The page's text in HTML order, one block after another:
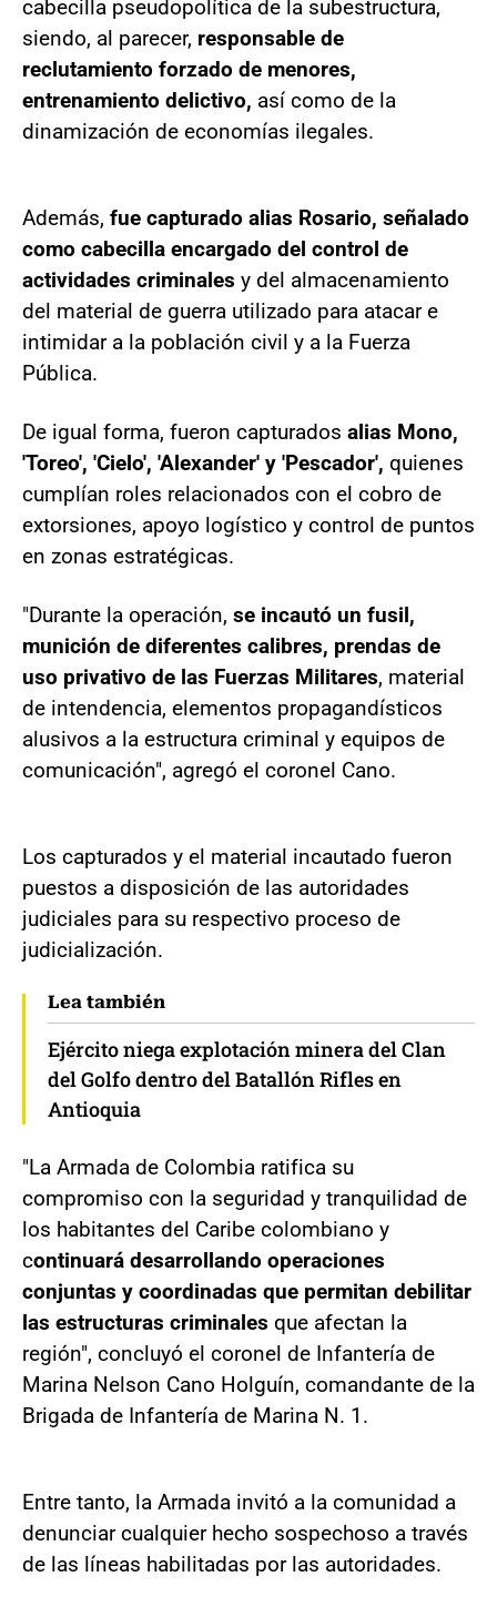
cabecilla pseudopolítica de la subestructura,
siendo, al parecer, responsable de
reclutamiento forzado de menores,
entrenamiento delictivo, así como de la
dinamización de economías ilegales.
Además, fue capturado alias Rosario, señalado
como cabecilla encargado del control de
actividades criminales y del almacenamiento
del material de guerra utilizado para atacar e
intimidar a la población civil y a la Fuerza
Pública.
De igual forma, fueron capturados alias Mono,
'Toreo', 'Cielo', 'Alexander' y 'Pescador', quienes
cumplían roles relacionados con el cobro de
extorsiones, apoyo logístico y control de puntos
en zonas estratégicas.
"Durante la operación, se incautó un fusil,
munición de diferentes calibres, prendas de
uso privativo de las Fuerzas Militares, material
de intendencia, elementos propagandísticos
alusivos a la estructura criminal y equipos de
comunicación", agregó el coronel Cano.
Los capturados y el material incautado fueron
puestos a disposición de las autoridades
judiciales para su respectivo proceso de
judicialización.
Lea también
Ejército niega explotación minera del Clan
del Golfo dentro del Batallón Rifles en
Antioquia
"La Armada de Colombia ratifica su
compromiso con la seguridad y tranquilidad de
los habitantes del Caribe colombiano y
continuará desarrollando operaciones
conjuntas y coordinadas que permitan debilitar
las estructuras criminales que afectan la
región", concluyó el coronel de Infantería de
Marina Nelson Cano Holguín, comandante de la
Brigada de Infantería de Marina N. 1.
Entre tanto, la Armada invitó a la comunidad a
denunciar cualquier hecho sospechoso a través
de las líneas habilitadas por las autoridades.